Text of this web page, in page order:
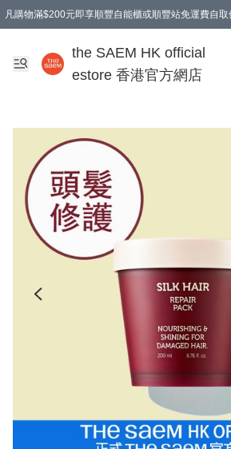
凡購物滿$200元即享順豐自能櫃或順豐站免運費自
the SAEM HK official
estore 香港官方網店